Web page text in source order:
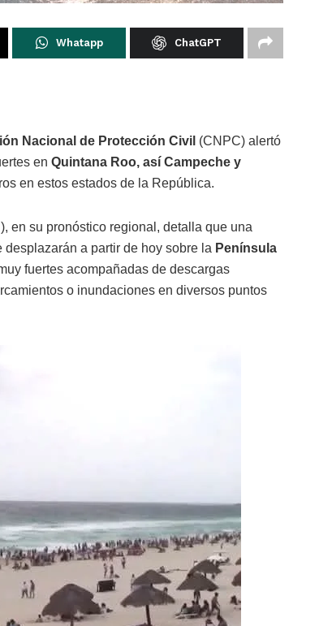
Whatapp ChatGPT
Nacional de Protección Civil (CNPC) alertó
en Quintana Roo, así Campeche y
en estos estados de la República.
en su pronóstico regional, detalla que una
desplazarán a partir de hoy sobre la Península
fuertes acompañadas de descargas
o inundaciones en diversos puntos